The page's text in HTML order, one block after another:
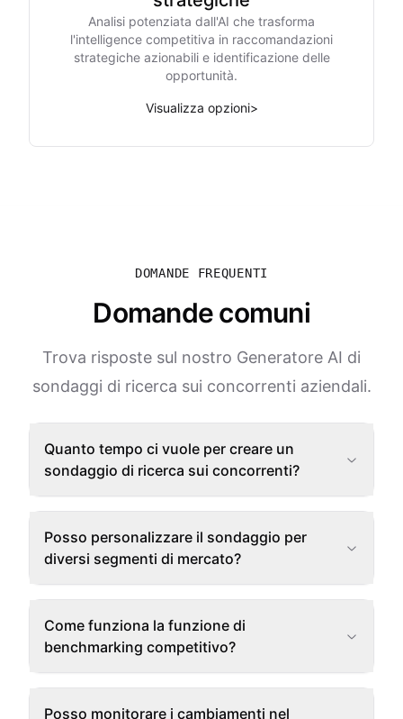
Analisi potenziata dall'AI che trasforma
l'intelligence competitiva in raccomandazioni
strategiche azionabili e identificazione delle
opportunità.
Visualizza opzioni>
DOMANDE FREQUENTI
Domande comuni
Trova risposte sul nostro Generatore AI di
sondaggi di ricerca sui concorrenti aziendali.
Quanto tempo ci vuole per creare un
sondaggio di ricerca sui concorrenti?
Posso personalizzare il sondaggio per
diversi segmenti di mercato?
Come funziona la funzione di
benchmarking competitivo?
Posso monitorare i cambiamenti nel